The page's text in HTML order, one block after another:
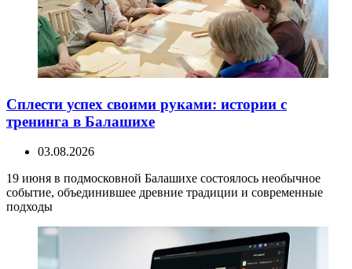
Сплести успех своими руками: истории с
тренинга в Балашихе
03.08.2026
19 июня в подмосковной Балашихе состоялось необычное
событие, объединившее древние традиции и современные
подходы